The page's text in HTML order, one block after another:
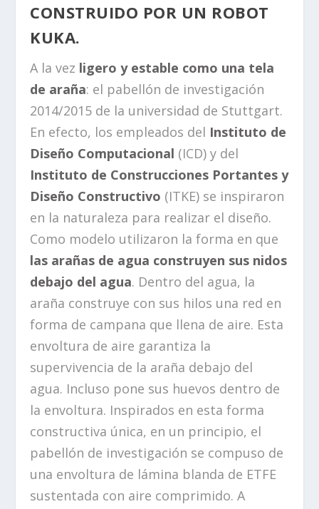
CONSTRUIDO POR UN ROBOT
KUKA.
A la vez ligero y estable como una tela
de araña: el pabellón de investigación
2014/2015 de la universidad de Stuttgart.
En efecto, los empleados del Instituto de
Diseño Computacional (ICD) y del
Instituto de Construcciones Portantes y
Diseño Constructivo (ITKE) se inspiraron
en la naturaleza para realizar el diseño.
Como modelo utilizaron la forma en que
las arañas de agua construyen sus nidos
debajo del agua. Dentro del agua, la
araña construye con sus hilos una red en
forma de campana que llena de aire. Esta
envoltura de aire garantiza la
supervivencia de la araña debajo del
agua. Incluso pone sus huevos dentro de
la envoltura. Inspirados en esta forma
constructiva única, en un principio, el
pabellón de investigación se compuso de
una envoltura de lámina blanda de ETFE
sustentada con aire comprimido. A